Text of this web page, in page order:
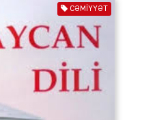
CƏMIYYƏT